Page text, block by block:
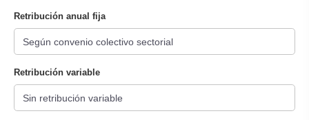
Retribución anual fija
Retribución variable